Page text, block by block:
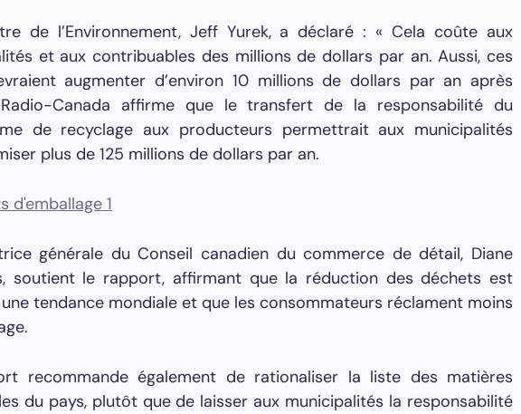
de l’Environnement, Jeff Yurek, a déclaré : « Cela coûte aux
et aux contribuables des millions de dollars par an. Aussi, ces
augmenter d’environ 10 millions de dollars par an après
Canada affirme que le transfert de la responsabilité du
de recyclage aux producteurs permettrait aux municipalités
plus de 125 millions de dollars par an.
générale du Conseil canadien du commerce de détail, Diane
soutient le rapport, affirmant que la réduction des déchets est
tendance mondiale et que les consommateurs réclament moins
recommande également de rationaliser la liste des matières
du pays, plutôt que de laisser aux municipalités la responsabilité